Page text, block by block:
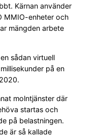
Kärnan använder
MMIO-enheter och
mängden arbete
sådan virtuell
på en
molntjänster där
startas och
på belastningen.
är så kallade